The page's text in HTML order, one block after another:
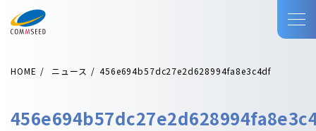
HOME ニュース 456e694b57dc27e2d628994fa8e3c4df